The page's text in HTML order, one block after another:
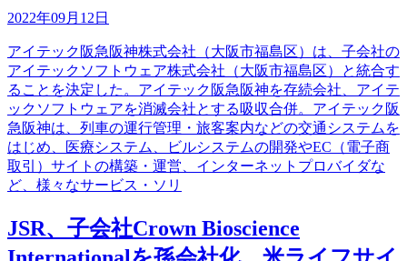
2022年09月12日
アイテック阪急阪神株式会社（大阪市福島区）は、子会社の
アイテックソフトウェア株式会社（大阪市福島区）と統合す
ることを決定した。アイテック阪急阪神を存続会社、アイテ
ックソフトウェアを消滅会社とする吸収合併。アイテック阪
急阪神は、列車の運行管理・旅客案内などの交通システムを
はじめ、医療システム、ビルシステムの開発やEC（電子商
取引）サイトの構築・運営、インターネットプロバイダな
ど、様々なサービス・ソリ
JSR、子会社Crown Bioscience